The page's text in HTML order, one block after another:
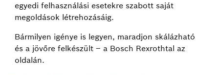
egyedi felhasználási esetekre szabott saját
megoldások létrehozásáig.
Bármilyen igénye is legyen, maradjon skálázható
és a jövőre felkészült – a Bosch Rexrothtal az
oldalán.